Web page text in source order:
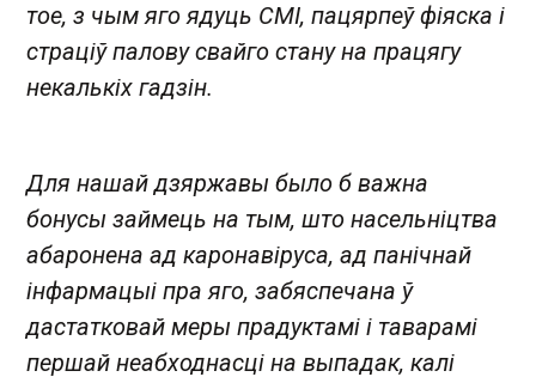
тое, з чым яго ядуць СМІ, пацярпеў фіяска і
страціў палову свайго стану на працягу
некалькіх гадзін.
Для нашай дзяржавы было б важна
бонусы займець на тым, што насельніцтва
абаронена ад каронавіруса, ад панічнай
інфармацыі пра яго, забяспечана ў
дастатковай меры прадуктамі і таварамі
першай неабходнасці на выпадак, калі